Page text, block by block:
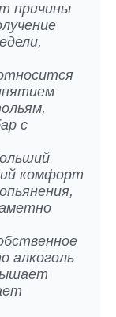
причины
с
комфорт
алкоголь